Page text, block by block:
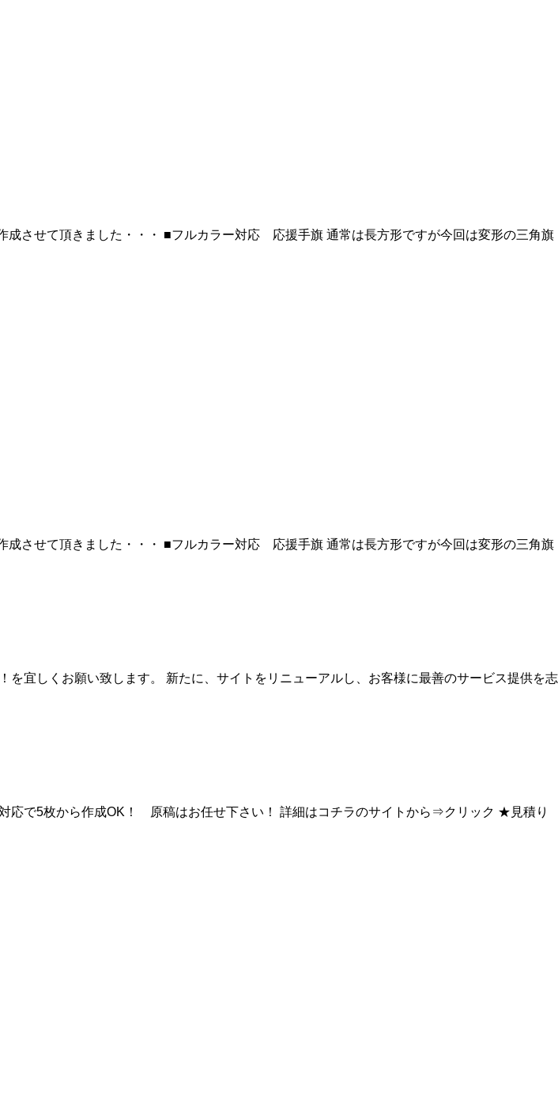
させて頂きました・・・ ■フルカラー対応 応援手旗 通常は長方形ですが今回は変形の三角旗
させて頂きました・・・ ■フルカラー対応 応援手旗 通常は長方形ですが今回は変形の三角旗
宜しくお願い致します。 新たに、サイトをリニューアルし、お客様に最善のサービス提供を志
5枚から作成OK！ 原稿はお任せ下さい！ 詳細はコチラのサイトから⇒クリック ★見積り